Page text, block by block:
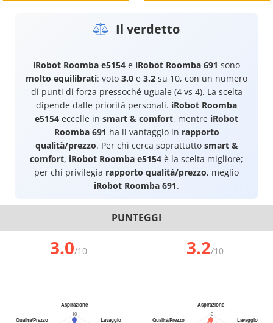
Il verdetto
iRobot Roomba e5154 e iRobot Roomba 691 sono
molto equilibrati: voto 3.0 e 3.2 su 10, con un numero
di punti di forza pressoché uguale (4 vs 4). La scelta
dipende dalle priorità personali. iRobot Roomba
e5154 eccelle in smart & comfort, mentre iRobot
Roomba 691 ha il vantaggio in rapporto
qualità/prezzo. Per chi cerca soprattutto smart &
comfort, iRobot Roomba e5154 è la scelta migliore;
per chi privilegia rapporto qualità/prezzo, meglio
iRobot Roomba 691.
PUNTEGGI
3.0/10 3.2/10